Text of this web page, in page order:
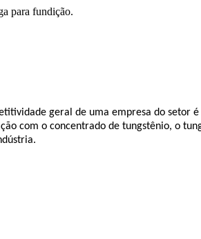
para fundição.
geral de uma empresa do setor
com o concentrado de tungstênio, o